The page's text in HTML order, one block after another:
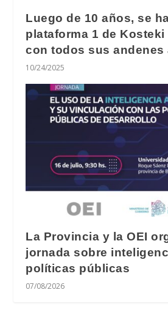
Luego de 10 años, se
plataforma 1 de
con todos sus andenes
10/24/2025
La Provincia y la OEI
jornada sobre
políticas públicas
07/08/2026